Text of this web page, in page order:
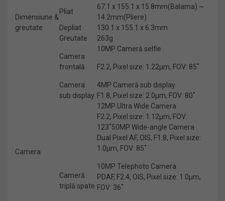
Dimensiune &
greutate
Pliat
67.1 x 155.1 x 15.8mm(Balama) ~
14.2mm(Pliere)
Depliat
130.1 x 155.1 x 6.3mm
Greutate
263g
Camera
Camera
frontală
10MP Cameră selfie
F2.2, Pixel size: 1.22μm, FOV: 85˚
Camera
sub display
4MP Cameră sub display
F1.8, Pixel size: 2.0μm, FOV: 80˚
Cameră
triplă spate
12MP Ultra Wide Camera
F2.2, Pixel size: 1.12μm, FOV:
123˚50MP Wide-angle Camera
Dual Pixel AF, OIS, F1.8, Pixel size:
1.0μm, FOV: 85˚
10MP Telephoto Camera
PDAF, F2.4, OIS, Pixel size: 1.0μm,
FOV: 36˚